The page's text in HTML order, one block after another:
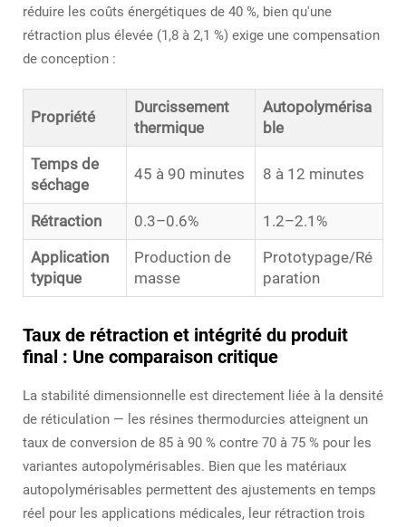
réduire les coûts énergétiques de 40 %, bien qu'une
rétraction plus élevée (1,8 à 2,1 %) exige une compensation
de conception :
Propriété
Durcissement
thermique
Autopolymérisa
ble
Temps de
séchage
45 à 90 minutes 8 à 12 minutes
Rétraction 0.3–0.6%
1.2–2.1%
Application
typique
Production de
masse
Prototypage/Ré
paration
Taux de rétraction et intégrité du produit
final : Une comparaison critique
La stabilité dimensionnelle est directement liée à la densité
de réticulation — les résines thermodurcies atteignent un
taux de conversion de 85 à 90 % contre 70 à 75 % pour les
variantes autopolymérisables. Bien que les matériaux
autopolymérisables permettent des ajustements en temps
réel pour les applications médicales, leur rétraction trois